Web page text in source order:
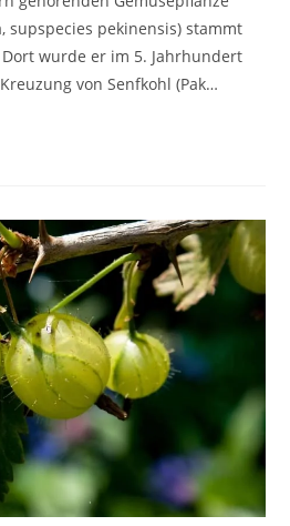
supspecies pekinensis) stammt
wurde er im 5. Jahrhundert
von Senfkohl (Pak…